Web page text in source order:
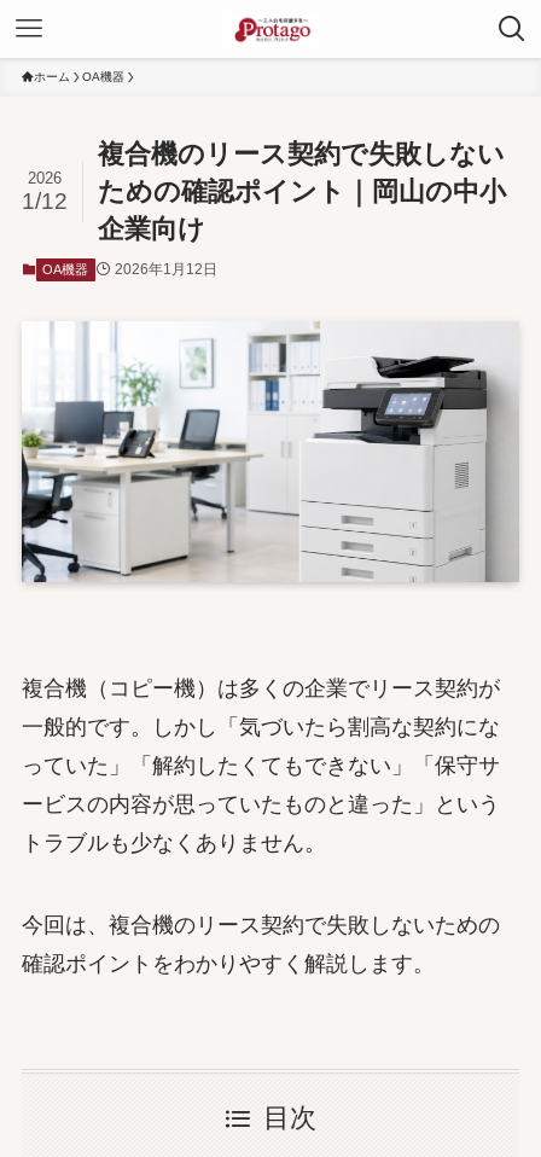
ホーム OA機器
複合機のリース契約で失敗しない
ための確認ポイント｜岡山の中小
企業向け
2026
1/12
OA機器 2026年1月12日
複合機（コピー機）は多くの企業でリース契約が
一般的です。しかし「気づいたら割高な契約にな
っていた」「解約したくてもできない」「保守サ
ービスの内容が思っていたものと違った」という
トラブルも少なくありません。
今回は、複合機のリース契約で失敗しないための
確認ポイントをわかりやすく解説します。
目次